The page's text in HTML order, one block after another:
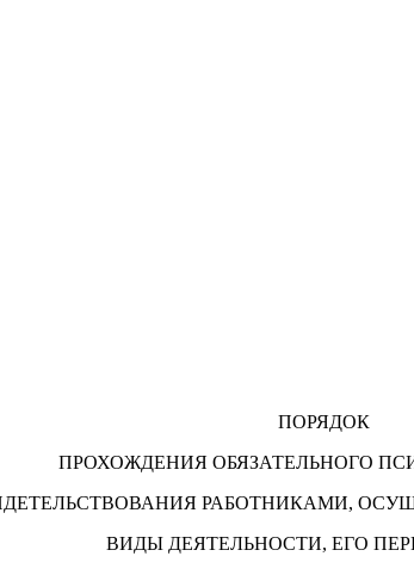
ПОРЯДОК
ПРОХОЖДЕНИЯ ОБЯЗАТЕЛЬНОГО
РАБОТНИКАМИ,
ВИДЫ ДЕЯТЕЛЬНОСТИ, ЕГО